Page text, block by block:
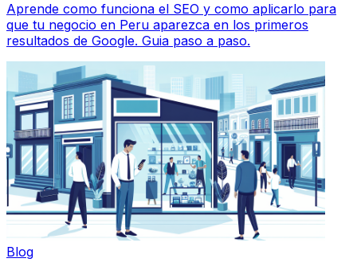
Aprende como funciona el SEO y como aplicarlo para
que tu negocio en Peru aparezca en los primeros
resultados de Google. Guia paso a paso.
Blog